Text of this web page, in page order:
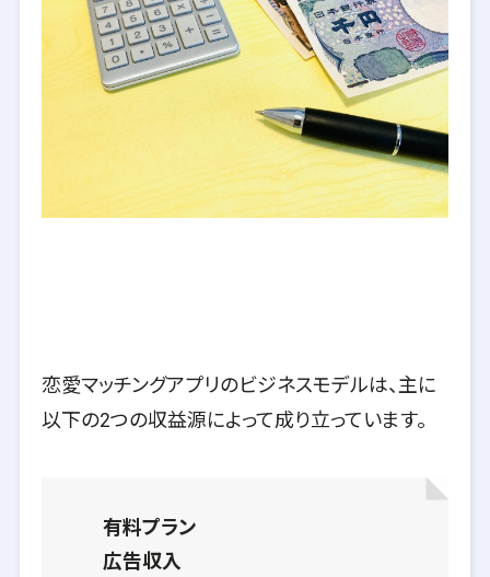
恋愛マッチングアプリのビジネスモデルは、主に
以下の2つの収益源によって成り立っています。
有料プラン
広告収入